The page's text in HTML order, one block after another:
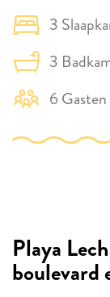
3
3
6 Gasten
Playa
boulevard